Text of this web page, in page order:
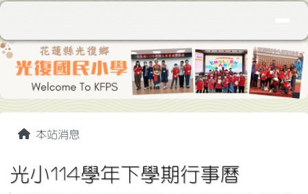
跳至主內容區
花蓮縣立光復國民小學
導覽列
本站消息
光小114學年下學期行事曆